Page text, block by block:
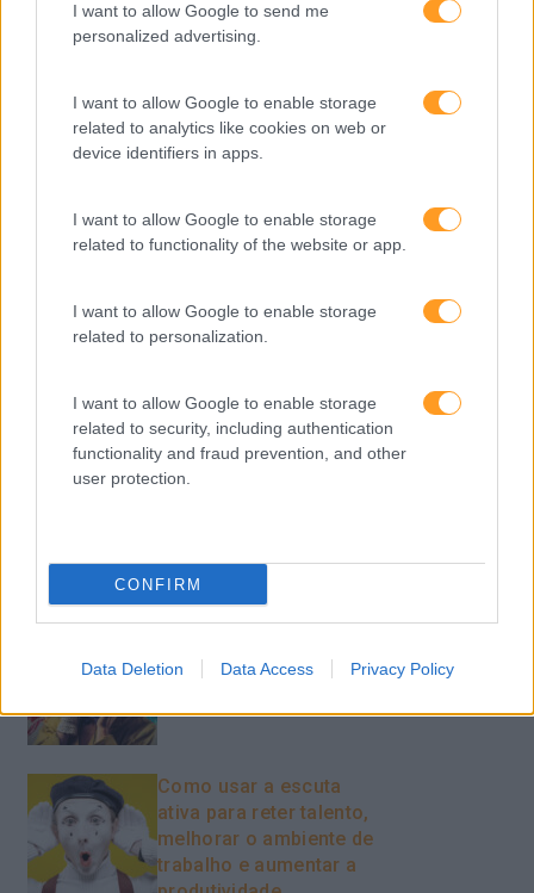
I want to allow Google to send me
personalized advertising.
I want to allow Google to enable storage
related to analytics like cookies on web or
device identifiers in apps.
I want to allow Google to enable storage
related to functionality of the website or app.
I want to allow Google to enable storage
related to personalization.
I want to allow Google to enable storage
related to security, including authentication
functionality and fraud prevention, and other
user protection.
CONFIRM
Data Deletion Data Access Privacy Policy
Liderança
Perspetivas
Pessoas
PORTO RH MEETING
Recursos Humanos
Sustentabilidade
Tecnologias De Informação
Vendas E Negociação
Recentes
Feedback fora do
Como usar a escuta
ativa para reter talento,
melhorar o ambiente de
trabalho e aumentar a